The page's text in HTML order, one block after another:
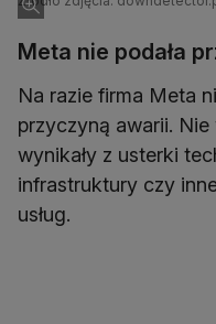
Meta nie podała
Na razie firma Meta
przyczyną awarii.
wynikały z usterki
infrastruktury czy
usług.